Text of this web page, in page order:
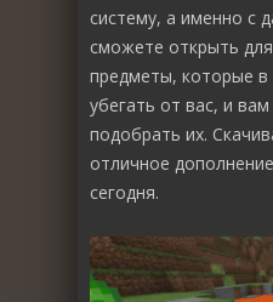
систему, а именно с
сможете открыть
предметы, которые в
убегать от вас, и
подобрать их.
отличное
сегодня.